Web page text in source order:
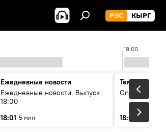
РУС КЫРГ
19:00
Ежедневные новости
Ежедневные новости. Выпуск
18:00
18:01 5 мин
Тема дня
On air
18:07